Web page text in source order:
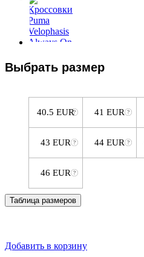
Выбрать размер
40.5 EUR 41 EUR
43 EUR 44 EUR
46 EUR
Таблица размеров
Добавить в корзину